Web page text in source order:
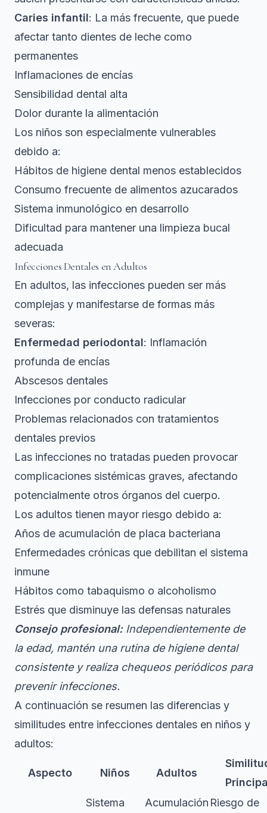
Caries infantil: La más frecuente, que puede
afectar tanto dientes de leche como
permanentes
Inflamaciones de encías
Sensibilidad dental alta
Dolor durante la alimentación
Los niños son especialmente vulnerables
debido a:
Hábitos de higiene dental menos establecidos
Consumo frecuente de alimentos azucarados
Sistema inmunológico en desarrollo
Dificultad para mantener una limpieza bucal
adecuada
Infecciones Dentales en Adultos
En adultos, las infecciones pueden ser más
complejas y manifestarse de formas más
severas:
Enfermedad periodontal: Inflamación
profunda de encías
Abscesos dentales
Infecciones por conducto radicular
Problemas relacionados con tratamientos
dentales previos
Las infecciones no tratadas pueden provocar
complicaciones sistémicas graves, afectando
potencialmente otros órganos del cuerpo.
Los adultos tienen mayor riesgo debido a:
Años de acumulación de placa bacteriana
Enfermedades crónicas que debilitan el sistema
inmune
Hábitos como tabaquismo o alcoholismo
Estrés que disminuye las defensas naturales
Consejo profesional: Independientemente de
la edad, mantén una rutina de higiene dental
consistente y realiza chequeos periódicos para
prevenir infecciones.
A continuación se resumen las diferencias y
similitudes entre infecciones dentales en niños y
adultos:
Aspecto Niños Adultos
Sistema
Acumulación Riesgo de